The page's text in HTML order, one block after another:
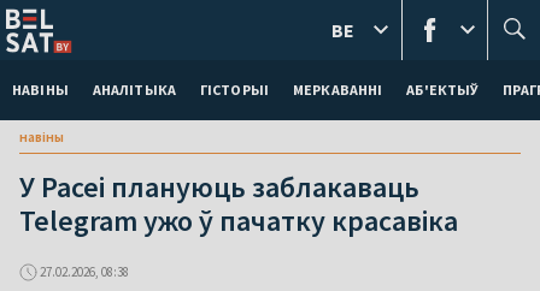
НАВІНЫ АНАЛІТЫКА ГІСТОРЫІ МЕРКАВАННI АБ'ЕКТЫЎ
BE
навіны
У Расеі плануюць заблакаваць
Telegram ужо ў пачатку красавіка
27.02.2026, 08:38